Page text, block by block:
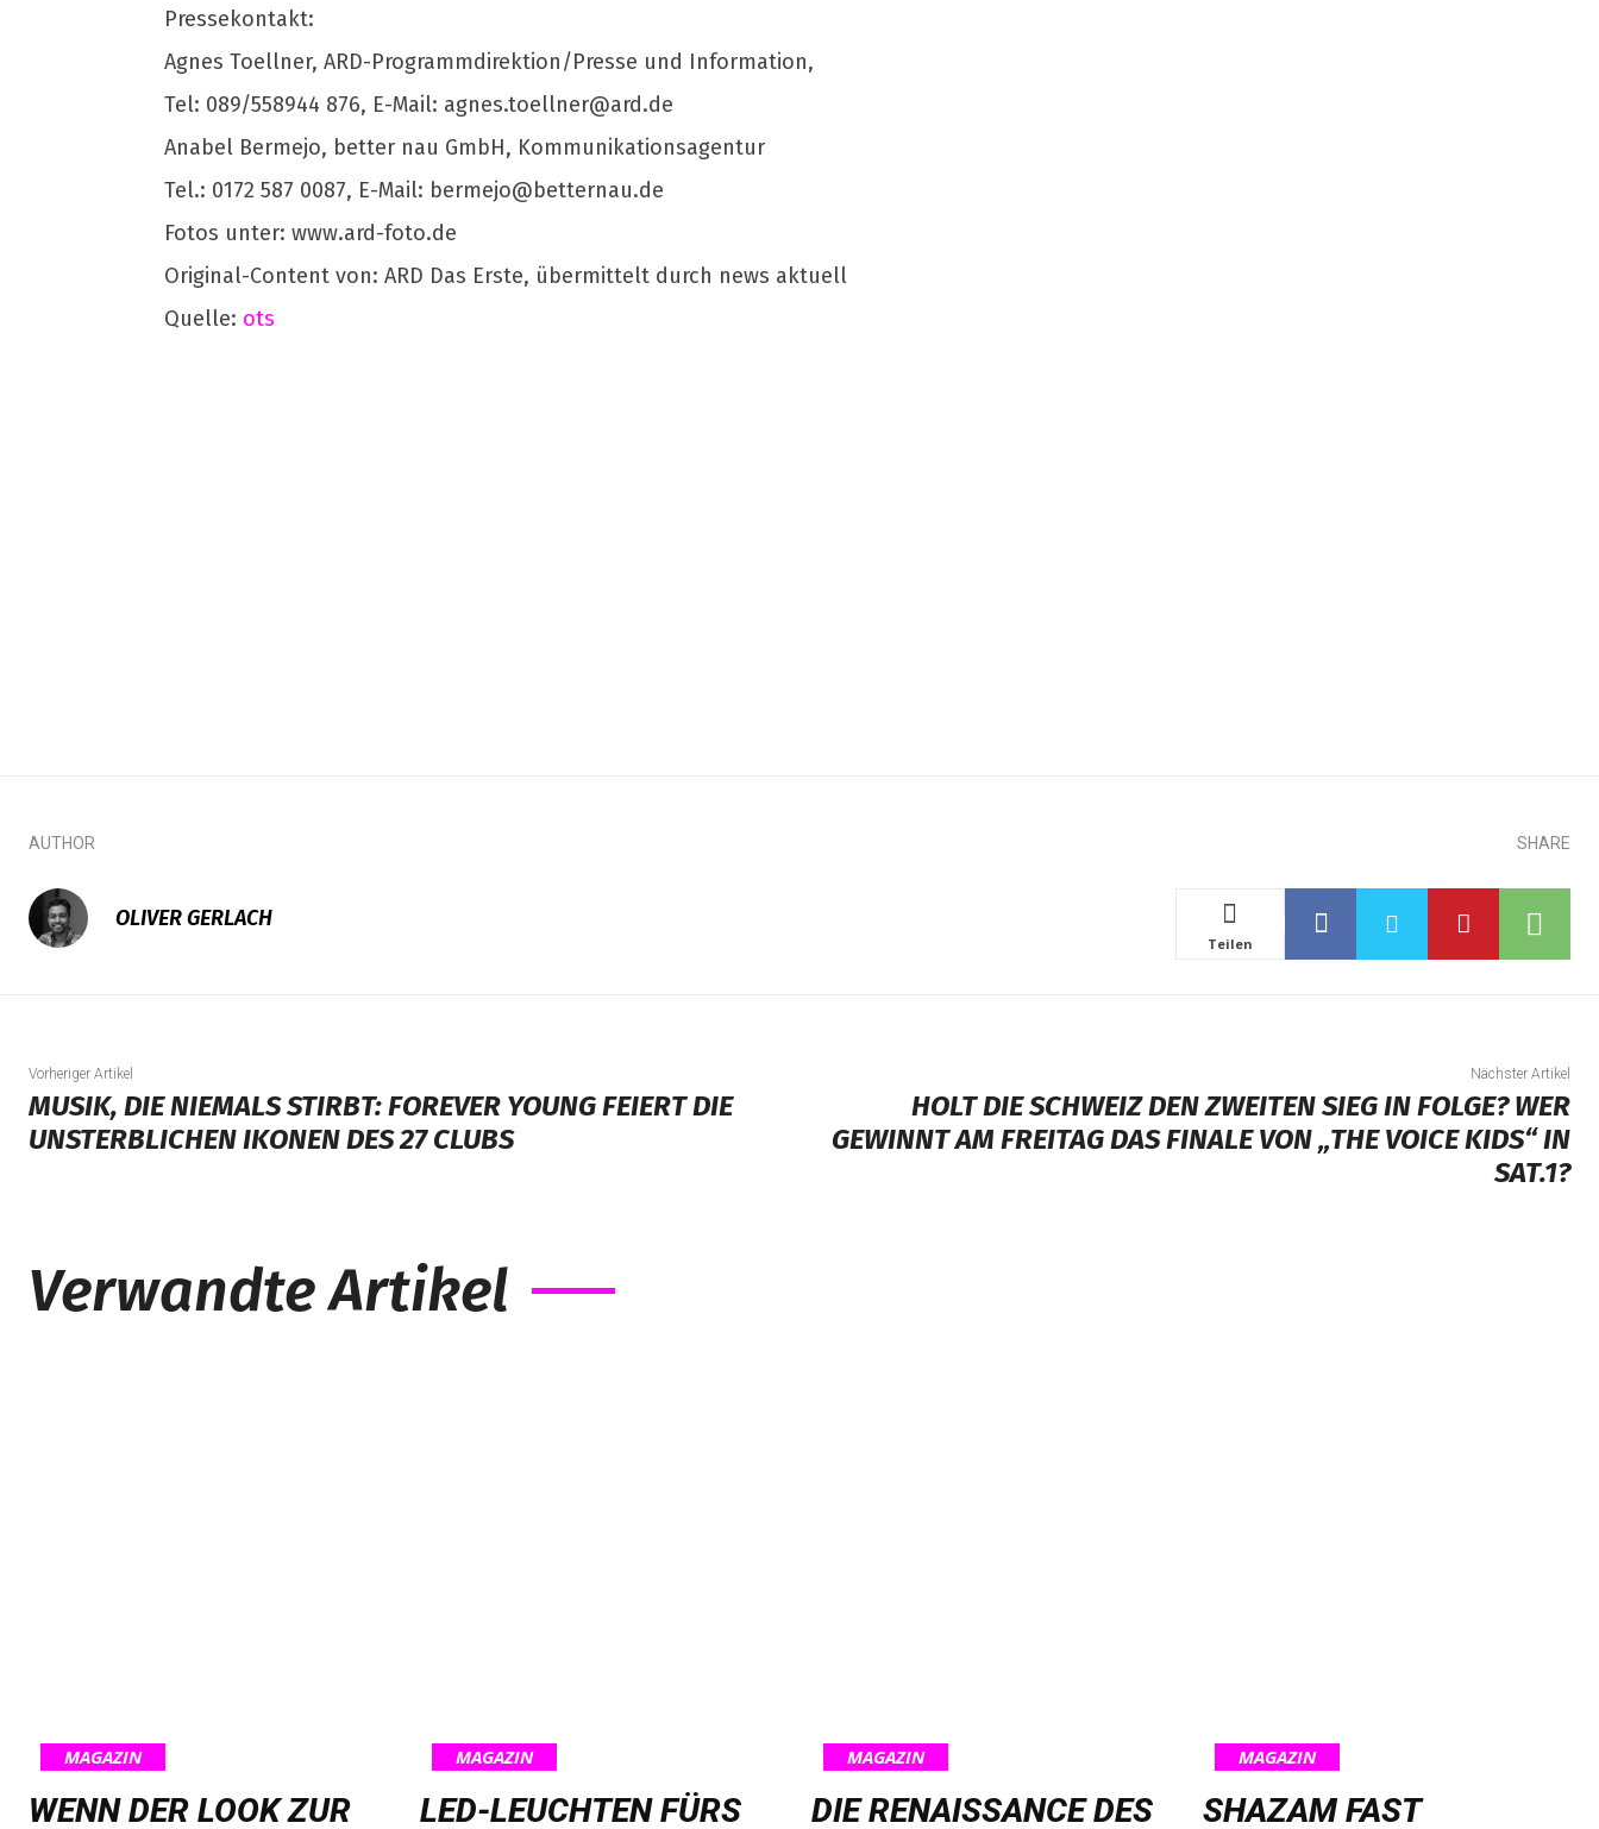
Pressekontakt:
Agnes Toellner, ARD-Programmdirektion/Presse und Information,
Tel: 089/558944 876, E-Mail: agnes.toellner@ard.de
Anabel Bermejo, better nau GmbH, Kommunikationsagentur
Tel.: 0172 587 0087, E-Mail: bermejo@betternau.de
Fotos unter: www.ard-foto.de
Original-Content von: ARD Das Erste, übermittelt durch news aktuell
Quelle: ots
AUTHOR
OLIVER GERLACH
SHARE
Teilen
Vorheriger Artikel
MUSIK, DIE NIEMALS STIRBT: FOREVER YOUNG FEIERT DIE
UNSTERBLICHEN IKONEN DES 27 CLUBS
Nächster Artikel
HOLT DIE SCHWEIZ DEN ZWEITEN SIEG IN FOLGE? WER
GEWINNT AM FREITAG DAS FINALE VON „THE VOICE KIDS“ IN
SAT.1?
Verwandte Artikel
MAGAZIN
WENN DER LOOK ZUR
MAGAZIN
LED-LEUCHTEN FÜRS
MAGAZIN
DIE RENAISSANCE DES
MAGAZIN
SHAZAM FAST